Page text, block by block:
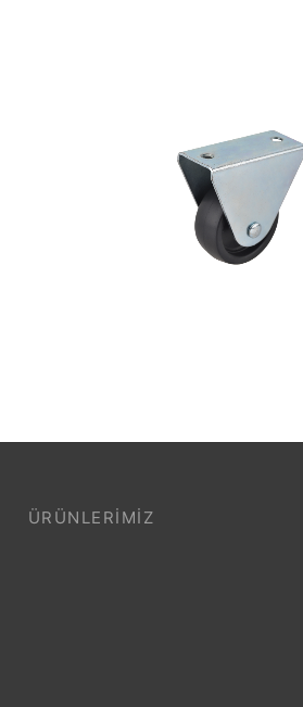
ÜRÜNLERIMIZ